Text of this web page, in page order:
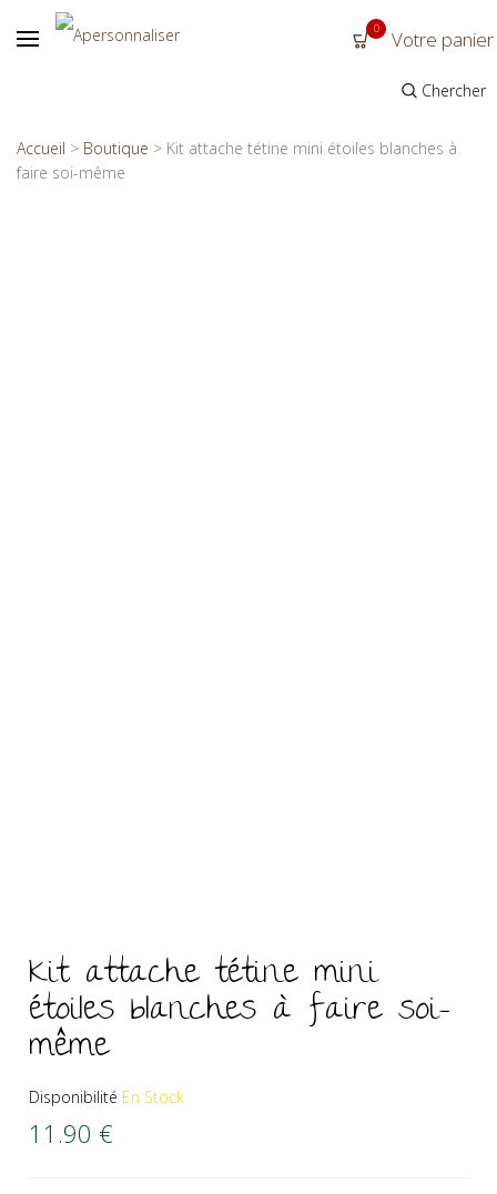
0 Votre panier
Chercher
Accueil > Boutique > Kit attache tétine mini étoiles blanches à
faire soi-même
Kit attache tétine mini
étoiles blanches à faire soi-
même
Disponibilité En Stock
11.90 €